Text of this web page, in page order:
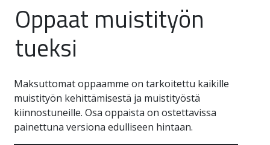
Oppaat muistityön
tueksi
Maksuttomat oppaamme on tarkoitettu kaikille
muistityön kehittämisestä ja muistityöstä
kiinnostuneille. Osa oppaista on ostettavissa
painettuna versiona edulliseen hintaan.